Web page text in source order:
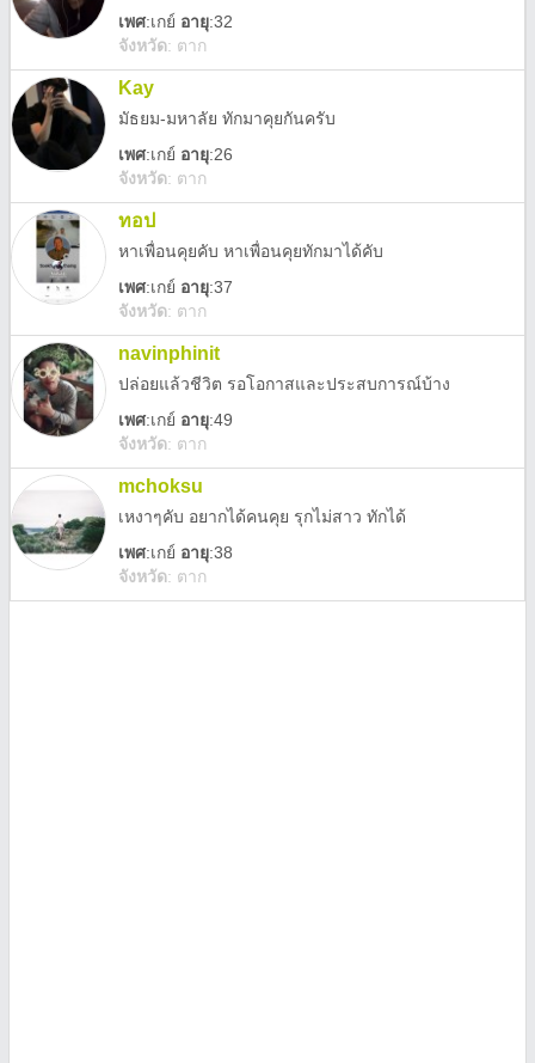
เพศ:เกย์ อายุ:32
จังหวัด: ตาก
Kay
มัธยม-มหาลัย ทักมาคุยกันครับ
เพศ:เกย์ อายุ:26
จังหวัด: ตาก
ทอป
หาเพื่อนคุยคับ หาเพื่อนคุยทักมาได้คับ
เพศ:เกย์ อายุ:37
จังหวัด: ตาก
navinphinit
ปล่อยแล้วชีวิต รอโอกาสและประสบการณ์บ้าง
เพศ:เกย์ อายุ:49
จังหวัด: ตาก
mchoksu
เหงาๆคับ อยากได้คนคุย รุกไม่สาว ทักได้
เพศ:เกย์ อายุ:38
จังหวัด: ตาก